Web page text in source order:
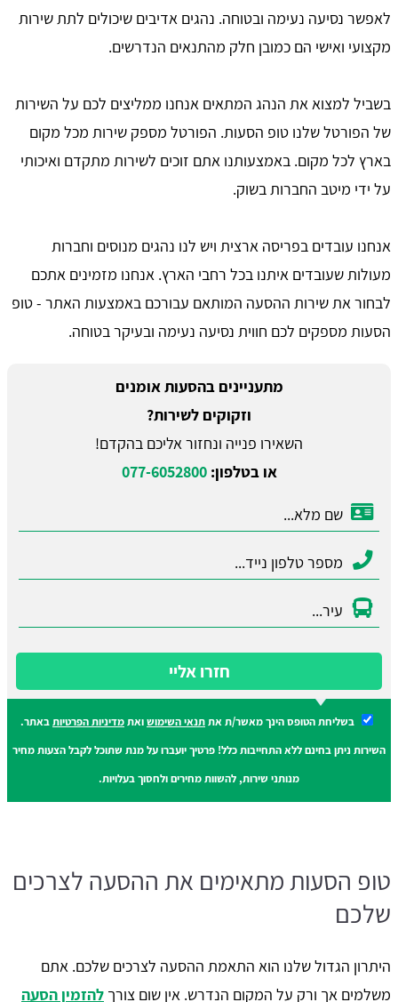
לאפשר נסיעה נעימה ובטוחה. נהגים אדיבים שיכולים לתת שירות
מקצועי ואישי הם כמובן חלק מהתנאים הנדרשים.
בשביל למצוא את הנהג המתאים אנחנו ממליצים לכם על השירות
של הפורטל שלנו טופ הסעות. הפורטל מספק שירות מכל מקום
בארץ לכל מקום. באמצעותנו אתם זוכים לשירות מתקדם ואיכותי
על ידי מיטב החברות בשוק.
אנחנו עובדים בפריסה ארצית ויש לנו נהגים מנוסים וחברות
מעולות שעובדים איתנו בכל רחבי הארץ. אנחנו מזמינים אתכם
לבחור את שירות ההסעה המותאם עבורכם באמצעות האתר - טופ
הסעות מספקים לכם חווית נסיעה נעימה ובעיקר בטוחה.
מתעניינים בהסעות אומנים
וזקוקים לשירות?
השאירו פנייה ונחזור אליכם בהקדם!
או בטלפון:077-6052800
חזרו אליי
בשליחת הטופס הינך מאשר/ת אתתנאי השימושואתמדיניות הפרטיותבאתר.
השירות ניתן בחינם ללא התחייבות כלל! פרטיך יועברו על מנת שתוכל לקבל הצעות מחיר
מנותני שירות, להשוות מחירים ולחסוך בעלויות.
טופ הסעות מתאימים את ההסעה לצרכים
שלכם
היתרון הגדול שלנו הוא התאמת ההסעה לצרכים שלכם. אתם
משלמים אך ורק על המקום הנדרש. אין שום צורך להזמין הסעה